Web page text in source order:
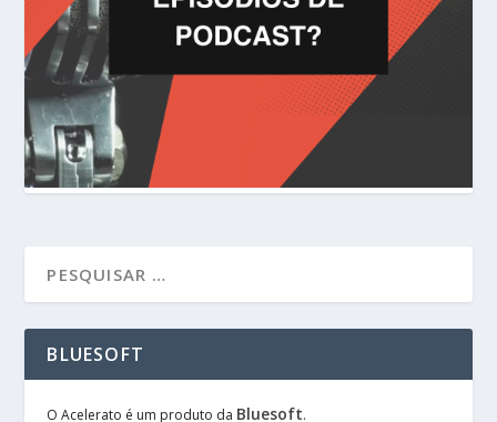
BLUESOFT
O Acelerato é um produto da Bluesoft.